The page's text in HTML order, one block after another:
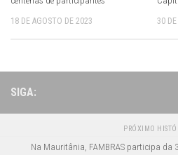
18 DE AGOSTO DE 2023 30
SIGA:
PRÓXIMO
Na Mauritânia, FAMBRAS participa da